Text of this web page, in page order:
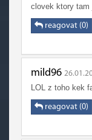
clovek ktory tam
reagovat (0)
mild96
LOL z toho kek
reagovat (0)